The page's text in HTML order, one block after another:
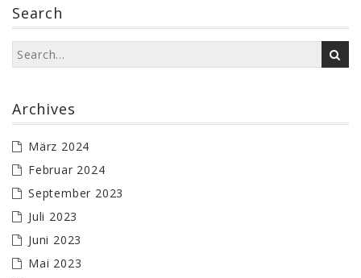
Search
Archives
März 2024
Februar 2024
September 2023
Juli 2023
Juni 2023
Mai 2023